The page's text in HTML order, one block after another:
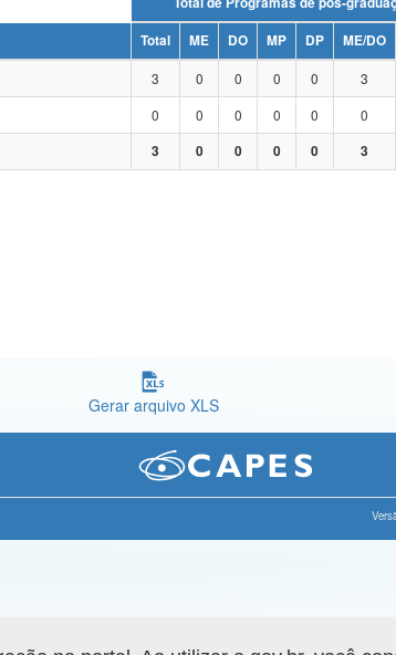
Total ME DO MP DP ME/DO
3 0 0 0 0 3
0 0 0 0 0 0
3 0 0 0 0 3
Gerar arquivo XLS